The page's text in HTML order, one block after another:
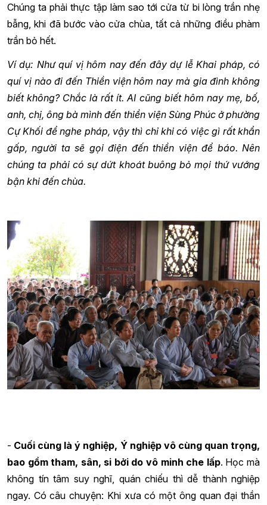
Chúng ta phải thực tập làm sao tới cửa từ bi lòng trần nhẹ
bẫng, khi đã bước vào cửa chùa, tất cả những điều phàm
trần bỏ hết.
Ví dụ: Như quí vị hôm nay đến đây dự lễ Khai pháp, có
quí vị nào đi đến Thiền viện hôm nay mà gia đình không
biết không? Chắc là rất ít. AI cũng biết hôm nay mẹ, bố,
anh, chị, ông bà mình đến thiền viện Sùng Phúc ở phường
Cự Khối để nghe pháp, vậy thì chỉ khi có việc gì rất khẩn
gấp, người ta sẽ gọi điện đến thiền viện để báo. Nên
chúng ta phải có sự dứt khoát buông bỏ mọi thứ vướng
bận khi đến chùa.
- Cuối cùng là ý nghiệp, Ý nghiệp vô cùng quan trọng,
bao gồm tham, sân, si bởi do vô minh che lấp. Học mà
không tín tâm suy nghĩ, quán chiếu thì dễ thành nghiệp
ngay. Có câu chuyện: Khi xưa có một ông quan đại thần